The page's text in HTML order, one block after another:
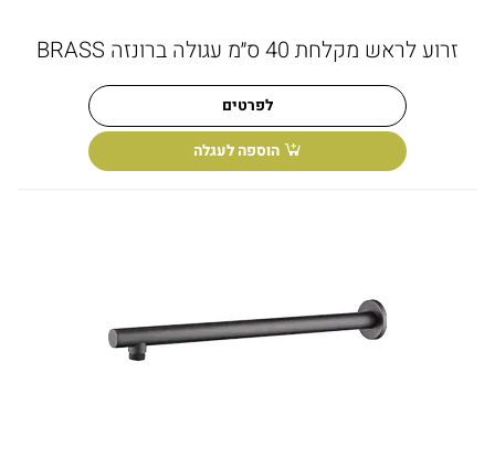
זרוע לראש מקלחת 40 ס״מ עגולה ברונזה BRASS
לפרטים
הוספה לעגלה